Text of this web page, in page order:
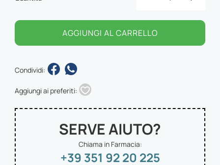
AGGIUNGI AL CARRELLO
Condividi:
Aggiungi ai preferiti:
SERVE AIUTO?
Chiama in Farmacia:
+39 351 92 20 225